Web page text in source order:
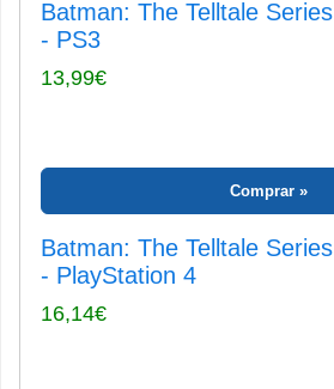
Batman: The Telltale Series
- PS3
13,99€
Comprar
Batman: The Telltale Series
- PlayStation 4
16,14€